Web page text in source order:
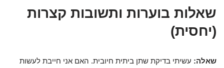
שאלות בוערות ותשובות קצרות
(יחסית)
שאלה: עשיתי בדיקת שתן ביתית חיובית. האם אני חייבת לעשות